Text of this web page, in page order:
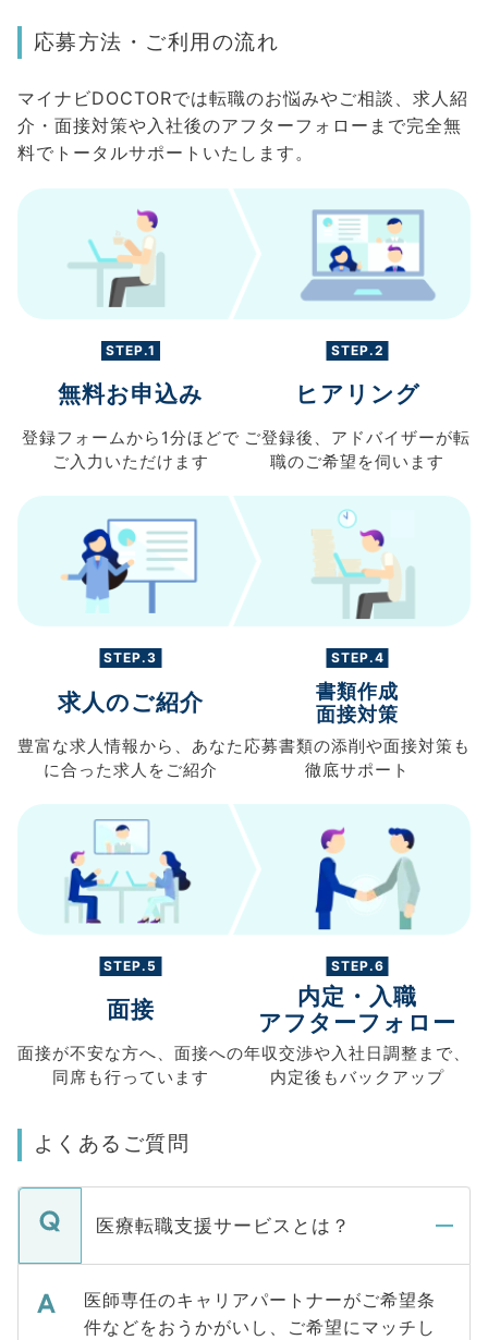
応募方法・ご利用の流れ
マイナビDOCTORでは転職のお悩みやご相談、求人紹
介・面接対策や入社後のアフターフォローまで完全無
料でトータルサポートいたします。
STEP.1
無料お申込み
登録フォームから 1分ほどで
ご入力 いただけます
STEP.2
ヒアリング
ご登録後、 アドバイザーが転
職のご希望を伺います
STEP.3
求人のご紹介
豊富な求人情報から、 あなた
に合った求人を ご紹介
STEP.4
書類作成
面接対策
応募書類の添削や面接対策も
徹底サポート
STEP.5
面接
面接が不安な方へ、 面接への
同席も行っています
STEP.6
内定・入職
アフターフォロー
年収交渉や入社日調整まで、
内定後もバックアップ
よくあるご質問
医療転職支援サービスとは？
医師専任のキャリアパートナーがご希望条
件などをおうかがいし、ご希望にマッチし